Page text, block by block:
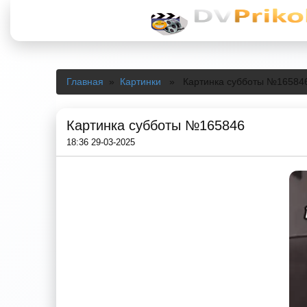
Главная » Картинки » Картинка субботы
Картинка субботы №165846
18:36 29-03-2025